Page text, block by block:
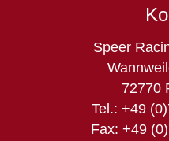
Speer
72770
Tel.: +49
Fax: +49